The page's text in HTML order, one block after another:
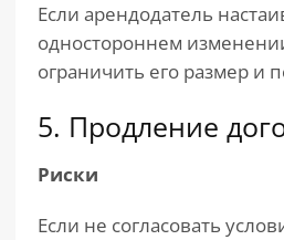
Если арендодатель
одностороннем
ограничить его размер и
5. Продление
Риски
Если не согласовать